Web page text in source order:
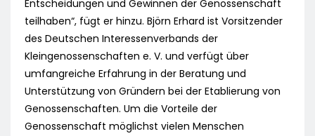
Entscheidungen und Gewinnen der Genossenschaft
teilhaben“, fügt er hinzu. Björn Erhard ist Vorsitzender
des Deutschen Interessenverbands der
Kleingenossenschaften e. V. und verfügt über
umfangreiche Erfahrung in der Beratung und
Unterstützung von Gründern bei der Etablierung von
Genossenschaften. Um die Vorteile der
Genossenschaft möglichst vielen Menschen